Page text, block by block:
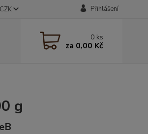
CZK Přihlášení
0 ks
za 0,00 Kč
g